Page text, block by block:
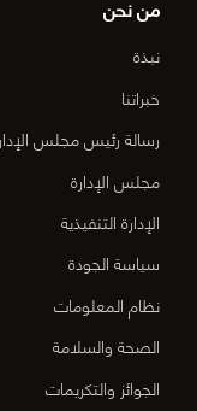
من نحن
نبذة
خبراتنا
رسالة رئيس مجلس
مجلس الإدارة
الإدارة التنفيذية
سياسة الجودة
نظام المعلومات
الصحة والسلامة
الجوائز والتكريمات